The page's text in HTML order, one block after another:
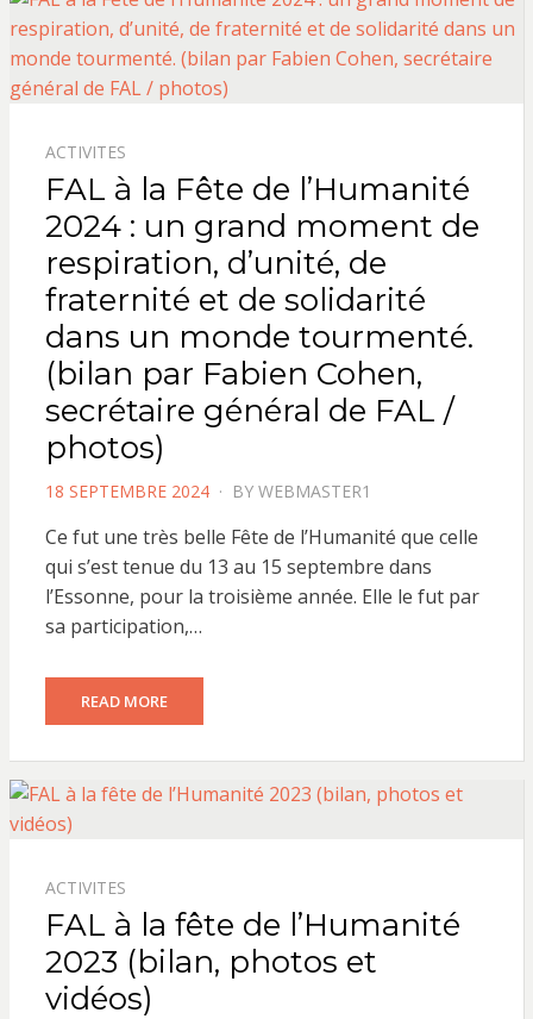
ACTIVITES
FAL à la Fête de l’Humanité
2024 : un grand moment de
respiration, d’unité, de
fraternité et de solidarité
dans un monde tourmenté.
(bilan par Fabien Cohen,
secrétaire général de FAL /
photos)
POSTED
18 SEPTEMBRE 2024 BY WEBMASTER1
Ce fut une très belle Fête de l’Humanité que celle
qui s’est tenue du 13 au 15 septembre dans
l’Essonne, pour la troisième année. Elle le fut par
sa participation,…
READ MORE
ACTIVITES
FAL à la fête de l’Humanité
2023 (bilan, photos et
vidéos)